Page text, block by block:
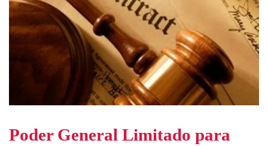
Poder General Limitado para